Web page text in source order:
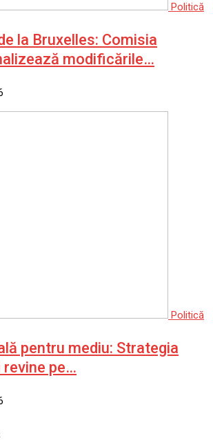
Politică
la Bruxelles: Comisia
modificările…
Politică
pentru mediu: Strategia
pe…